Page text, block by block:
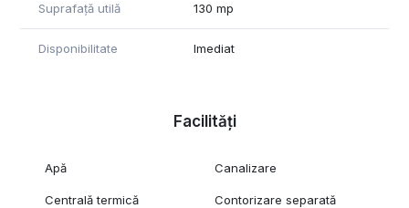
activități comerciale, beneficiind de poziționare bună într-o
zonă circulată și ușor accesibilă.
Suprafață utilă 130 mp
Disponibilitate Imediat
Facilități
Apă Canalizare
Centrală termică Contorizare separată